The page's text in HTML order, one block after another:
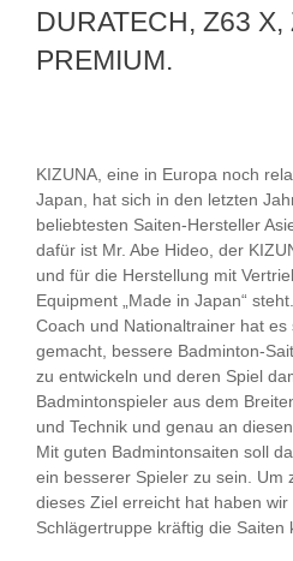
DURATECH, Z63
PREMIUM.
KIZUNA, eine in Europa noch
Japan, hat sich in den letzten
beliebtesten Saiten-Hersteller
dafür ist Mr. Abe Hideo, der
und für die Herstellung mit
Equipment „Made in Japan“
Coach und Nationaltrainer hat
gemacht, bessere Badminton-
zu entwickeln und deren Spiel
Badmintonspieler aus dem
und Technik und genau an
Mit guten Badmintonsaiten soll
ein besserer Spieler zu sein. Um
dieses Ziel erreicht hat haben
Schlägertruppe kräftig die Saiten